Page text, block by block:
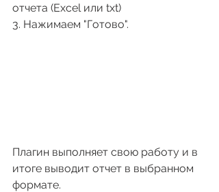
отчета (Excel или txt)
3. Нажимаем "Готово".
Плагин выполняет свою работу и в
итоге выводит отчет в выбранном
формате.